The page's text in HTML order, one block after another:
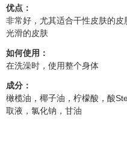
优点：
非常好，尤其适合干性皮肤的
光滑的皮肤
如何使用：
在洗澡时，使用整个身体
成分：
橄榄油，椰子油，柠檬酸，酸
取液，氯化钠，甘油